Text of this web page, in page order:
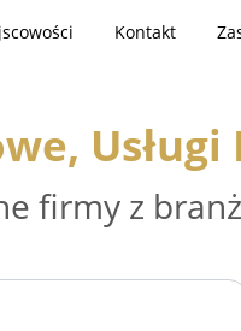
Kontakt
firmy z